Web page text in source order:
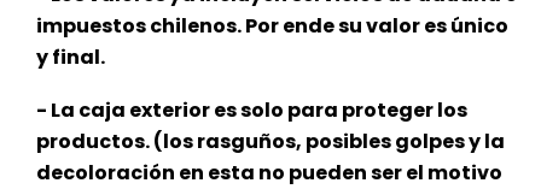
impuestos chilenos. Por ende su valor es único
y final.
- La caja exterior es solo para proteger los
productos. (los rasguños, posibles golpes y la
decoloración en esta no pueden ser el motivo